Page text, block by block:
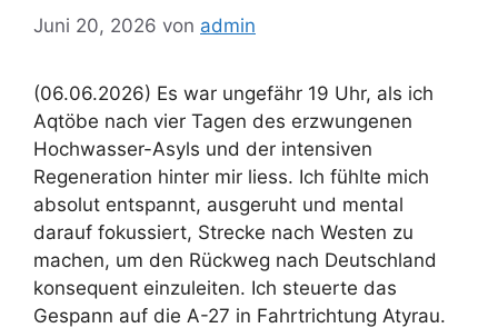
Juni 20, 2026 von admin
(06.06.2026) Es war ungefähr 19 Uhr, als ich
Aqtöbe nach vier Tagen des erzwungenen
Hochwasser-Asyls und der intensiven
Regeneration hinter mir liess. Ich fühlte mich
absolut entspannt, ausgeruht und mental
darauf fokussiert, Strecke nach Westen zu
machen, um den Rückweg nach Deutschland
konsequent einzuleiten. Ich steuerte das
Gespann auf die A-27 in Fahrtrichtung Atyrau.